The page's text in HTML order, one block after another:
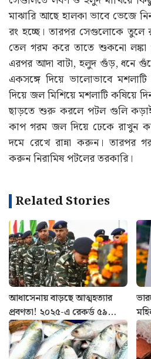
মাঝারি আছে হালকা ভাবে ভেজে
রং হচ্ছে। তারপর সেগুলোকে
তেল গরম করে তাতে শুকনো
এরপর আদা বাটা, হলুদ গুঁড়, ধনে
একসঙ্গে দিয়ে ভালোভাবে
দিয়ে জল মিশিয়ে মশলাটি কষিয়ে
ছাড়তে শুরু করলে পটল গুলি
কাপ গরম জল দিয়ে ঢেকে রাখুন
দমে রেখে রান্না করুন। তারপর
করুন নিরামিষ পটলের তরকারি।
Related Stories
আধাসেনায় বাড়ছে আত্মহত্যার
প্রবণতা! ২০২৫-এ রেকর্ড ৫৯
CRPF জওয়ানের মৃত্যু, প্রকাশ্যে
রিপোর্ট